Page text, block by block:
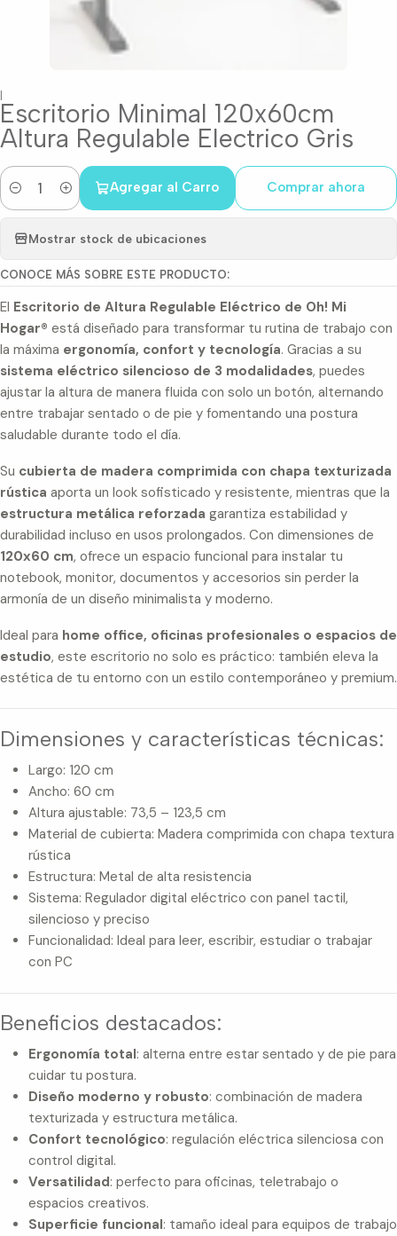
|
Escritorio Minimal 120x60cm
Altura Regulable Electrico Gris
Cantidad
Agregar al Carro Comprar ahora
Mostrar stock de ubicaciones
CONOCE MÁS SOBRE ESTE PRODUCTO:
El Escritorio de Altura Regulable Eléctrico de Oh! Mi
Hogar® está diseñado para transformar tu rutina de trabajo con
la máxima ergonomía, confort y tecnología. Gracias a su
sistema eléctrico silencioso de 3 modalidades, puedes
ajustar la altura de manera fluida con solo un botón, alternando
entre trabajar sentado o de pie y fomentando una postura
saludable durante todo el día.
Su cubierta de madera comprimida con chapa texturizada
rústica aporta un look sofisticado y resistente, mientras que la
estructura metálica reforzada garantiza estabilidad y
durabilidad incluso en usos prolongados. Con dimensiones de
120x60 cm, ofrece un espacio funcional para instalar tu
notebook, monitor, documentos y accesorios sin perder la
armonía de un diseño minimalista y moderno.
Ideal para home office, oficinas profesionales o espacios de
estudio, este escritorio no solo es práctico: también eleva la
estética de tu entorno con un estilo contemporáneo y premium.
Dimensiones y características técnicas:
Largo: 120 cm
Ancho: 60 cm
Altura ajustable: 73,5 – 123,5 cm
Material de cubierta: Madera comprimida con chapa textura
rústica
Estructura: Metal de alta resistencia
Sistema: Regulador digital eléctrico con panel tactil,
silencioso y preciso
Funcionalidad: Ideal para leer, escribir, estudiar o trabajar
con PC
Beneficios destacados:
Ergonomía total: alterna entre estar sentado y de pie para
cuidar tu postura.
Diseño moderno y robusto: combinación de madera
texturizada y estructura metálica.
Confort tecnológico: regulación eléctrica silenciosa con
control digital.
Versatilidad: perfecto para oficinas, teletrabajo o
espacios creativos.
Superficie funcional: tamaño ideal para equipos de trabajo